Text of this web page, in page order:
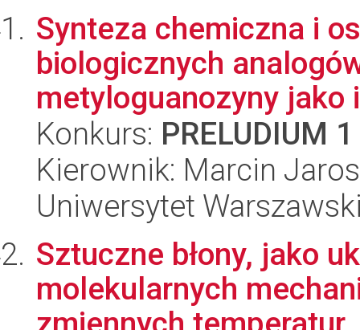
Synteza chemiczna i
biologicznych
metyloguanozyny jako
Konkurs: PRELUDIUM 1
Kierownik: Marcin
Uniwersytet
Sztuczne błony, jako
molekularnych